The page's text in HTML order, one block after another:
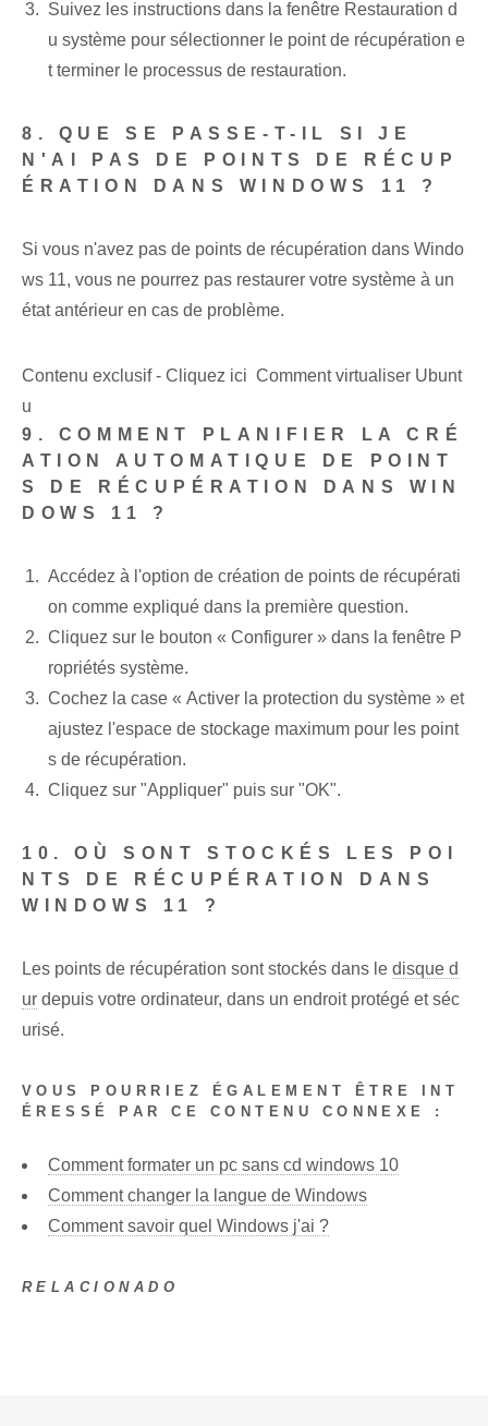
Suivez les instructions dans la fenêtre Restauration d
u système pour sélectionner le point de récupération e
t terminer le processus de restauration.
8. QUE SE PASSE-T-IL SI JE
N'AI PAS DE POINTS DE RÉCUP
ÉRATION DANS WINDOWS 11 ?
Si vous n'avez pas de points de récupération dans Windo
ws 11, vous ne pourrez pas restaurer votre système à un
état antérieur en cas de problème.
Contenu exclusif - Cliquez ici Comment virtualiser Ubunt
u
9. COMMENT PLANIFIER LA CRÉ
ATION AUTOMATIQUE DE POINT
S DE RÉCUPÉRATION DANS WIN
DOWS 11 ?
Accédez à l'option de création de points de récupérati
on comme expliqué dans la première question.
Cliquez sur le bouton « Configurer » dans la fenêtre P
ropriétés système.
Cochez la case « Activer la protection du système » et
ajustez l'espace de stockage maximum pour les point
s de récupération.
Cliquez sur "Appliquer" puis sur "OK".
10. OÙ SONT STOCKÉS LES POI
NTS DE RÉCUPÉRATION DANS
WINDOWS 11 ?
Les points de récupération sont stockés dans le disque d
ur depuis votre ordinateur, dans un endroit protégé et séc
urisé.
VOUS POURRIEZ ÉGALEMENT ÊTRE INT
ÉRESSÉ PAR CE CONTENU CONNEXE :
Comment formater un pc sans cd windows 10
Comment changer la langue de Windows
Comment savoir quel Windows j'ai ?
RELACIONADO